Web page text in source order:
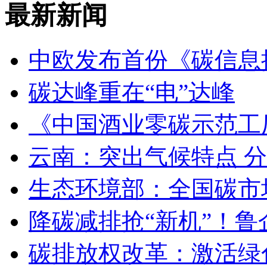
最新新闻
中欧发布首份《碳信
碳达峰重在“电”达峰
《中国酒业零碳示范
云南：突出气候特点
生态环境部：全国碳
降碳减排抢“新机”！
碳排放权改革：激活